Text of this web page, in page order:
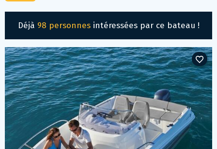
Déjà 98 personnesintéressées par ce bateau !